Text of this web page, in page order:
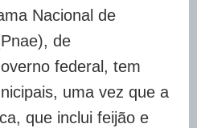
Nacional de
de
federal, tem
uma vez que a
que inclui feijão e